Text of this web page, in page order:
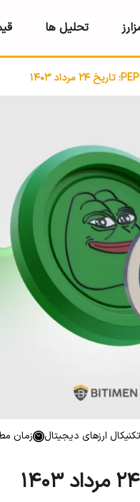
تحلیل ها
ارزهای دیجیتال زمان